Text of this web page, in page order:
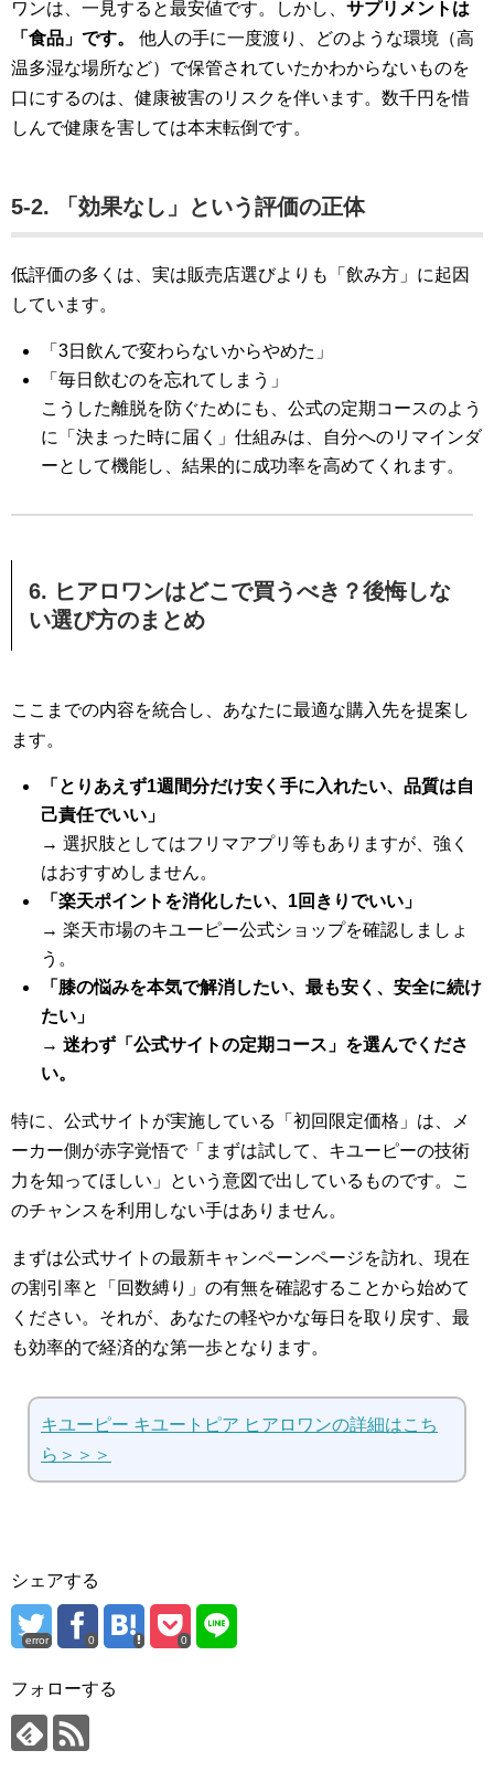
ワンは、一見すると最安値です。しかし、 サプリメントは
「食品」です。
他人の手に一度渡り、どのような環境（高
温多湿な場所など）で保管されていたかわからないものを
口にするのは、健康被害のリスクを伴います。数千円を惜
しんで健康を害しては本末転倒です。
5-2. 「効果なし」という評価の正体
低評価の多くは、実は販売店選びよりも「飲み方」に起因
しています。
「3日飲んで変わらないからやめた」
「毎日飲むのを忘れてしまう」
こうした離脱を防ぐためにも、公式の定期コースのよう
に「決まった時に届く」仕組みは、自分へのリマインダ
ーとして機能し、結果的に成功率を高めてくれます。
6. ヒアロワンはどこで買うべき？後悔しな
い選び方のまとめ
ここまでの内容を統合し、あなたに最適な購入先を提案し
ます。
「とりあえず1週間分だけ安く手に入れたい、品質は自
己責任でいい」
→ 選択肢としてはフリマアプリ等もありますが、強く
はおすすめしません。
「楽天ポイントを消化したい、1回きりでいい」
→ 楽天市場のキユーピー公式ショップを確認しましょ
う。
「膝の悩みを本気で解消したい、最も安く、安全に続け
たい」
→迷わず「公式サイトの定期コース」を選んでくださ
い。
特に、公式サイトが実施している「初回限定価格」は、メ
ーカー側が赤字覚悟で「まずは試して、キユーピーの技術
力を知ってほしい」という意図で出しているものです。こ
のチャンスを利用しない手はありません。
まずは公式サイトの最新キャンペーンページを訪れ、現在
の割引率と「回数縛り」の有無を確認することから始めて
ください。それが、あなたの軽やかな毎日を取り戻す、最
も効率的で経済的な第一歩となります。
キユーピー キユートピア ヒアロワンの詳細はこち
ら＞＞＞
シェアする
error 0 0
フォローする